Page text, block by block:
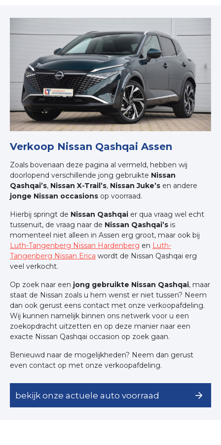
Verkoop Nissan Qashqai Assen
Zoals bovenaan deze pagina al vermeld, hebben wij
doorlopend verschillende jong gebruikte Nissan
Qashqai’s, Nissan X-Trail’s, Nissan Juke’s en andere
jonge Nissan occasions op voorraad.
Hierbij springt de Nissan Qashqai er qua vraag wel echt
tussenuit, de vraag naar de Nissan Qashqai’s is
momenteel niet alleen in Assen erg groot, maar ook bij
Luth-Tangenberg Nissan Hardenberg en Luth-
Tangenberg Nissan Erica wordt de Nissan Qashqai erg
veel verkocht.
Op zoek naar een jong gebruikte Nissan Qashqai, maar
staat de Nissan zoals u hem wenst er niet tussen? Neem
dan ook gerust eens contact met onze verkoopafdeling.
Wij kunnen namelijk binnen ons netwerk voor u een
zoekopdracht uitzetten en op deze manier naar een
exacte Nissan Qashqai occasion op zoek gaan.
Benieuwd naar de mogelijkheden? Neem dan gerust
even contact op met onze verkoopafdeling.
bekijk onze actuele auto voorraad